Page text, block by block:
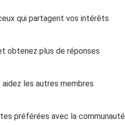
qui partagent vos intérêts
obtenez plus de réponses
les autres membres
préférées avec la communauté